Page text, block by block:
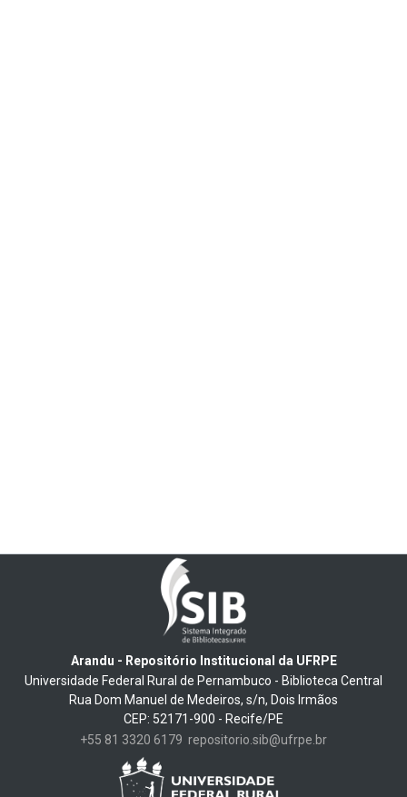
Arandu - Repositório Institucional da UFRPE
Universidade Federal Rural de Pernambuco - Biblioteca Central
Rua Dom Manuel de Medeiros, s/n, Dois Irmãos
CEP: 52171-900 - Recife/PE
+55 81 3320 6179 repositorio.sib@ufrpe.br